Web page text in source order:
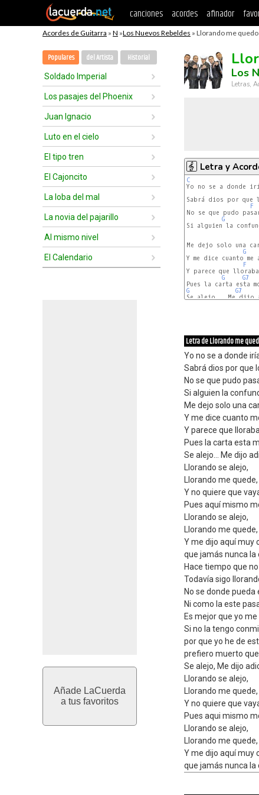
canciones acordes afinador
Acordes de Guitarra » N »Los Nuevos Rebeldes » Llorando me quedo
Populares del Artista Historial
Soldado Imperial
Los pasajes del Phoenix
Juan Ignacio
Luto en el cielo
El tipo tren
El Cajoncito
La loba del mal
La novia del pajarillo
Al mismo nivel
El Calendario
Añade LaCuerda
a tus favoritos
Los
Letras,
Letra y
C
Sabrá dios por que
F
No se que pudo
G
Si alguien la
Me dejo solo una
G
Y me dice cuanto me
F
Y parece que
G
G7
G
G7
Se alejo... Me dijo
Letra de Llorando me
Yo no se a donde
Sabrá dios por que
No se que pudo
Si alguien la
Me dejo solo una
Y me dice cuanto
Y parece que
Pues la carta esta
Se alejo... Me dijo
Llorando se alejo,
Llorando me quede,
Y no quiere que
Pues aquí mismo
Llorando se alejo,
Llorando me quede,
Y me dijo aquí muy
que jamás nunca la
Hace tiempo que
Todavía sigo
No se donde pueda
Ni como la este
Es mejor que yo
Si no la tengo
por que yo he de
prefiero muerto que
Se alejo, Me dijo
Llorando se alejo,
Llorando me quede,
Y no quiere que
Pues aqui mismo
Llorando se alejo,
Llorando me quede,
Y me dijo aquí muy
que jamás nunca la